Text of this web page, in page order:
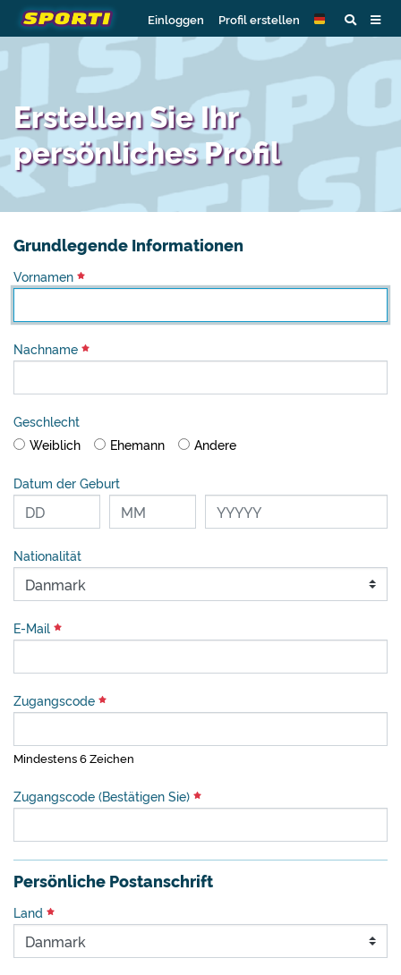
Einloggen Profil erstellen
Erstellen Sie Ihr
persönliches Profil
Grundlegende Informationen
Vornamen
Nachname
Geschlecht
Weiblich
Ehemann Andere
Datum der Geburt
Nationalität
E-Mail
Zugangscode
Mindestens 6 Zeichen
Zugangscode (Bestätigen Sie)
Persönliche Postanschrift
Land